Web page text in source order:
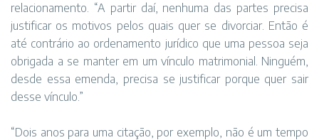
relacionamento. “A partir daí, nenhuma das partes precisa
justificar os motivos pelos quais quer se divorciar. Então é
até contrário ao ordenamento jurídico que uma pessoa seja
obrigada a se manter em um vínculo matrimonial. Ninguém,
desde essa emenda, precisa se justificar porque quer sair
desse vínculo.”
“Dois anos para uma citação, por exemplo, não é um tempo